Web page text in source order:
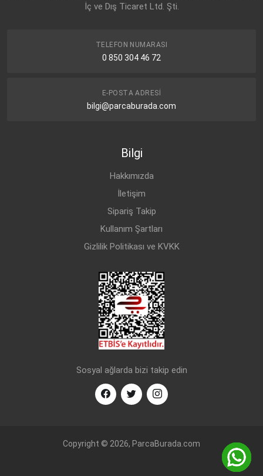
İç ve Dış Ticaret Ltd. Şti.
TELEFON NUMARASI
0 850 304 46 72
E-POSTA ADRESI
bilgi@parcaburada.com
Bilgi
Hakkımızda
İletişim
Sipariş Takip
Kullanım Şartları
Gizlilik Politikası ve KVKK
Sosyal ağlarda bizi takip edin
Copyright © 2026, ParcaBurada.com